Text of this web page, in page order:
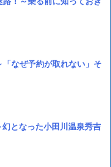
なぜ予約が取れない」そ
となった小田川温泉秀吉